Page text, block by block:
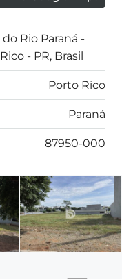
Rio Paraná -
- PR, Brasil
Porto Rico
Paraná
87950-000